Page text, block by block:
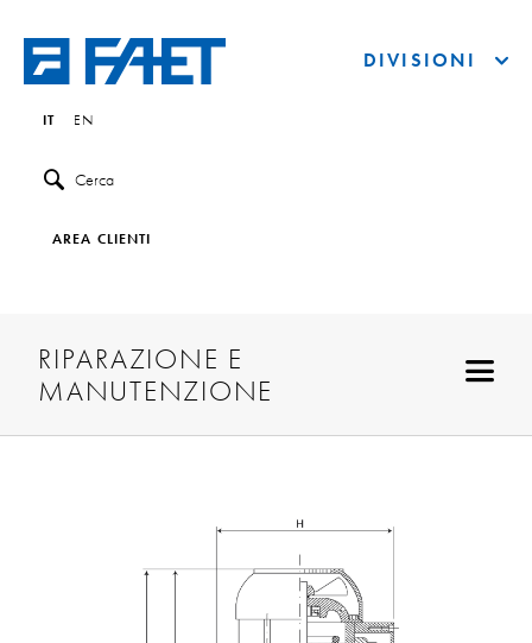
IT EN
Cerca
AREA CLIENTI
DIVISIONI
RIPARAZIONE E
MANUTENZIONE